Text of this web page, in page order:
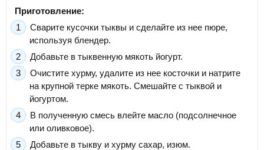
Приготовление:
Сварите кусочки тыквы и сделайте из нее пюре,
используя блендер.
Добавьте в тыквенную мякоть йогурт.
Очистите хурму, удалите из нее косточки и натрите
на крупной терке мякоть. Смешайте с тыквой и
йогуртом.
В полученную смесь влейте масло (подсолнечное
или оливковое).
Добавьте в тыкву и хурму сахар, изюм.